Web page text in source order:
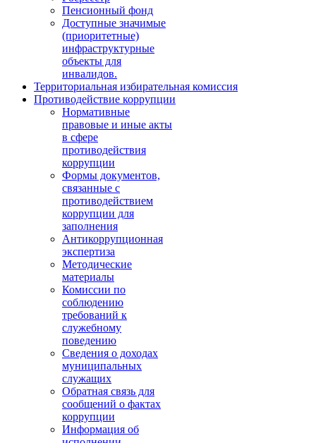
Пенсионный фонд
Доступные значимые
(приоритетные)
инфраструктурные
объекты для
инвалидов.
Территориальная избирательная комиссия
Противодействие коррупции
Нормативные
правовые и иные акты
в сфере
противодействия
коррупции
Формы документов,
связанные с
противодействием
коррупции для
заполнения
Антикоррупционная
экспертиза
Методические
материалы
Комиссии по
соблюдению
требований к
служебному
поведению
Сведения о доходах
муниципальных
служащих
Обратная связь для
сообщений о фактах
коррупции
Информация об